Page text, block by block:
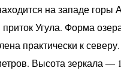
на западе горы
Угула. Форма
практически к
Высота зеркала —